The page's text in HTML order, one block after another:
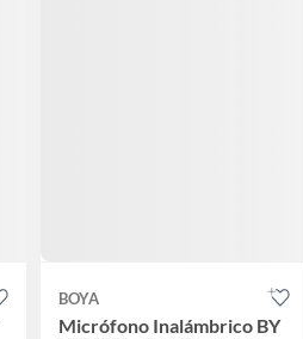
BOYA
Micrófono Inalámbrico BY